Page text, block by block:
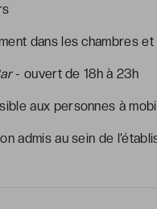
dans les chambres
- ouvert de 18h à 23h
aux personnes à
admis au sein de